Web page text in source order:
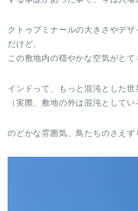
クトゥブミナールの大きさやデ
だけど、
この敷地内の穏やかな空気がとて
インドって、もっと混沌とした世
（実際、敷地の外は混沌としてい
のどかな雰囲気、鳥たちのさえず